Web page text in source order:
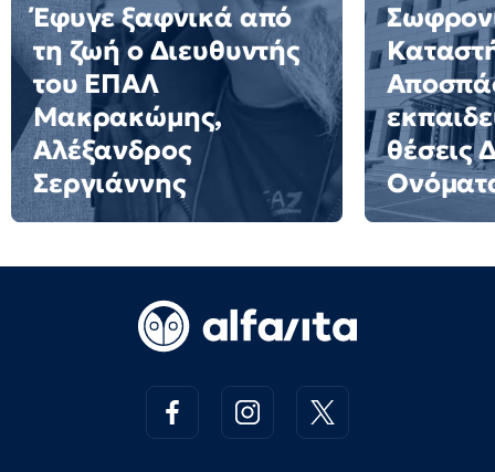
Έφυγε ξαφνικά από
τη ζωή ο Διευθυντής
του ΕΠΑΛ
Μακρακώμης,
Αλέξανδρος
Σεργιάννης
θέσεις